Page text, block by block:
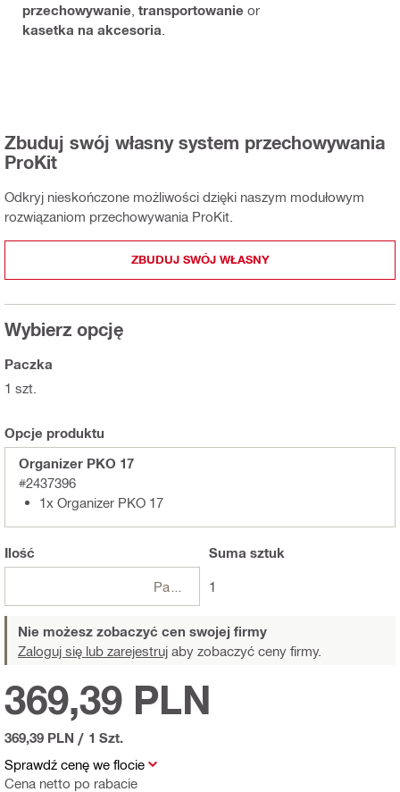
przechowywanie transportowanie or
kasetka na akcesoria
Zbuduj swój własny system przechowywania
ProKit
Odkryj nieskończone możliwości dzięki naszym modułowym
rozwiązaniom przechowywania ProKit.
ZBUDUJ SWÓJ WŁASNY
Wybierz opcję
Paczka
1 szt.
Opcje produktu
Organizer PKO 17
#2437396
1x Organizer PKO 17
Ilość Suma sztuk
1
Nie możesz zobaczyć cen swojej firmy
Zaloguj się lub zarejestruj aby zobaczyć ceny firmy.
Sprawdź cenę we flocie
Cena netto po rabacie
369,39 PLN
369,39 PLN / 1 Szt.